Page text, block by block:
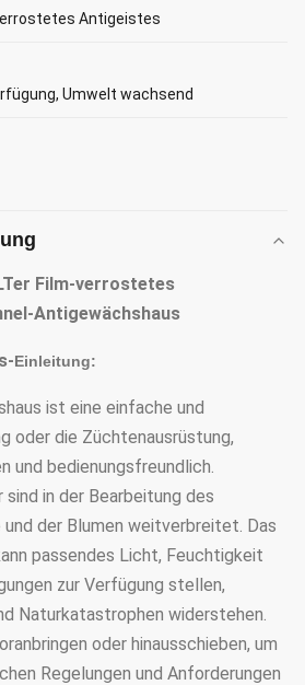
Antigeistes
Umwelt wachsend
Film-verrostetes
Antigewächshaus
Einleitung:
ist eine einfache und
oder die Züchtenausrüstung,
und bedienungsfreundlich.
sind in der Bearbeitung des
und der Blumen weitverbreitet. Das
passendes Licht, Feuchtigkeit
zur Verfügung stellen,
Naturkatastrophen widerstehen.
oder hinausschieben, um
Regelungen und Anforderungen